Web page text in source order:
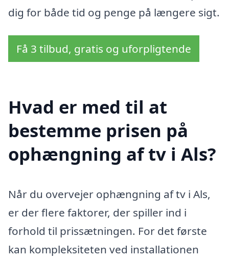
dig for både tid og penge på længere sigt.
Få 3 tilbud, gratis og uforpligtende
Hvad er med til at
bestemme prisen på
ophængning af tv i Als?
Når du overvejer ophængning af tv i Als,
er der flere faktorer, der spiller ind i
forhold til prissætningen. For det første
kan kompleksiteten ved installationen